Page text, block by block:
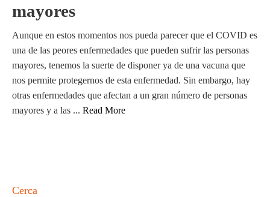
mayores
Aunque en estos momentos nos pueda parecer que el COVID es
una de las peores enfermedades que pueden sufrir las personas
mayores, tenemos la suerte de disponer ya de una vacuna que
nos permite protegernos de esta enfermedad. Sin embargo, hay
otras enfermedades que afectan a un gran número de personas
mayores y a las ... Read More
Cerca